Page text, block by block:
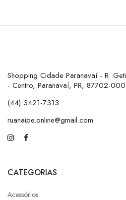
Shopping Cidade Paranavaí - R.
- Centro, Paranavaí, PR, 87702-000
(44) 3421-7313
ruanaipe.online@gmail.com
CATEGORIAS
Acessórios